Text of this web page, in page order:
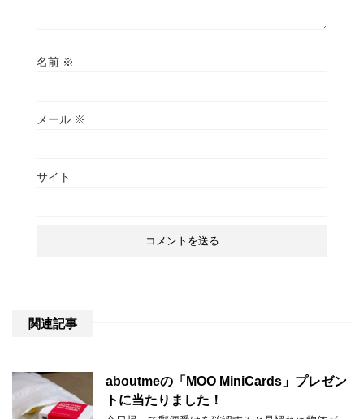
名前 ※
メール ※
サイト
関連記事
aboutmeの「MOO MiniCards」プレゼン
トに当たりました！